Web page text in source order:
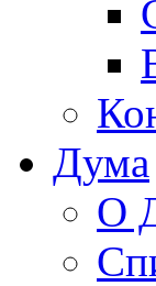
Дума
О